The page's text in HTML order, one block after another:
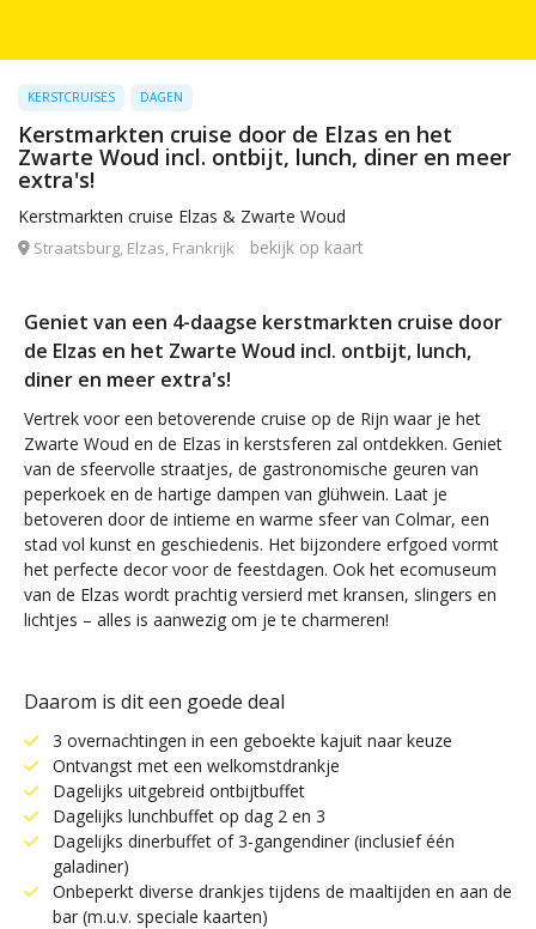
KERSTCRUISES DAGEN
Kerstmarkten cruise door de Elzas en het
Zwarte Woud incl. ontbijt, lunch, diner en meer
extra's!
Kerstmarkten cruise Elzas & Zwarte Woud
Straatsburg, Elzas, Frankrijk bekijk op kaart
Geniet van een 4-daagse kerstmarkten cruise door
de Elzas en het Zwarte Woud incl. ontbijt, lunch,
diner en meer extra's!
Vertrek voor een betoverende cruise op de Rijn waar je het
Zwarte Woud en de Elzas in kerstsferen zal ontdekken. Geniet
van de sfeervolle straatjes, de gastronomische geuren van
peperkoek en de hartige dampen van glühwein. Laat je
betoveren door de intieme en warme sfeer van Colmar, een
stad vol kunst en geschiedenis. Het bijzondere erfgoed vormt
het perfecte decor voor de feestdagen. Ook het ecomuseum
van de Elzas wordt prachtig versierd met kransen, slingers en
lichtjes – alles is aanwezig om je te charmeren!
Daarom is dit een goede deal
3 overnachtingen in een geboekte kajuit naar keuze
Ontvangst met een welkomstdrankje
Dagelijks uitgebreid ontbijtbuffet
Dagelijks lunchbuffet op dag 2 en 3
Dagelijks dinerbuffet of 3-gangendiner (inclusief één
galadiner)
Onbeperkt diverse drankjes tijdens de maaltijden en aan de
bar (m.u.v. speciale kaarten)